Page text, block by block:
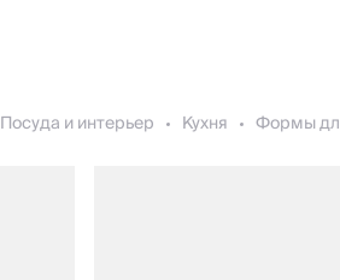
Посуда и интерьер Кухня Формы